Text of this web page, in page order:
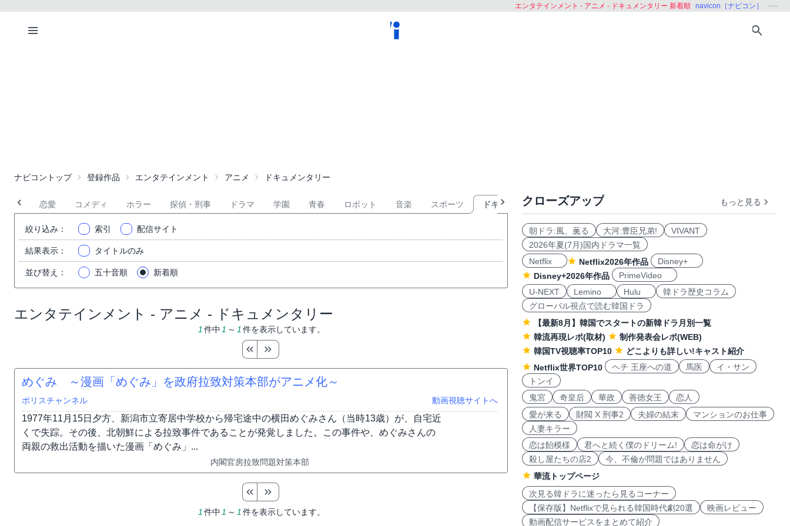
エンタテインメント - アニメ - ドキュメンタリー 新着順 navicon［ナビコン］
ナビコントップ 登録作品 エンタテインメント アニメ ドキュメンタリー
ニメ 恋愛 コメディ ホラー 探偵・刑事 ドラマ 学園 青春 ロボット 音楽 スポーツ ドキュメンタリー 時代劇 劇場映画 60年代以前
絞り込み ： 索引 配信サイト
結果表示 ： タイトルのみ
並び替え ： 五十音順 新着順
エンタテインメント - アニメ - ドキュメンタリー
1 件中 1 ～ 1 件を表示しています。
めぐみ ～漫画「めぐみ」を政府拉致対策本部がアニメ化～
ポリスチャンネル 動画視聴サイトへ
1977年11月15日夕方、新潟市立寄居中学校から帰宅途中の横田めぐみさん（当時13歳）が、自宅近
くで失踪。その後、北朝鮮による拉致事件であることが発覚しました。この事件や、めぐみさんの
両親の救出活動を描いた漫画「めぐみ」...
内閣官房拉致問題対策本部
1 件中 1 ～ 1 件を表示しています。
クローズアップ もっと見る
朝ドラ:風、薫る 大河:豊臣兄弟!
VIVANT
2026年夏(7月)国内ドラマ一覧
Netflix
Netflix2026年作品
Disney+
Disney+2026年作品
PrimeVideo
U-NEXT
Lemino Hulu
韓ドラ歴史コラム
グローバル視点で読む韓国ドラ
【最新8月】韓国でスタートの新韓ドラ月別一覧
韓流再現レポ(取材)
制作発表会レポ(WEB)
韓国TV視聴率TOP10
どこよりも詳しい!キャスト紹介
Netflix世界TOP10
ヘチ 王座への道 馬医
イ・サン
トンイ
鬼宮
奇皇后 華政 善徳女王
恋人
愛が来る
財閥 X 刑事2 夫婦の結末
マンションのお仕事
人妻キラー
恋は飴模様
君へと続く僕のドリーム!
恋は命がけ
殺し屋たちの店2
今、不倫が問題ではありません
華流トップページ
次見る韓ドラに迷ったら見るコーナー
【保存版】Netflixで見られる韓国時代劇20選
映画レビュー
動画配信サービスをまとめて紹介